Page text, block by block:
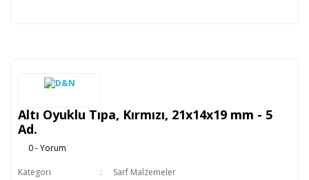
Altı Oyuklu Tıpa, Kırmızı, 21x14x19 mm - 5
Ad.
0 - Yorum
Kategori
Sarf Malzemeler